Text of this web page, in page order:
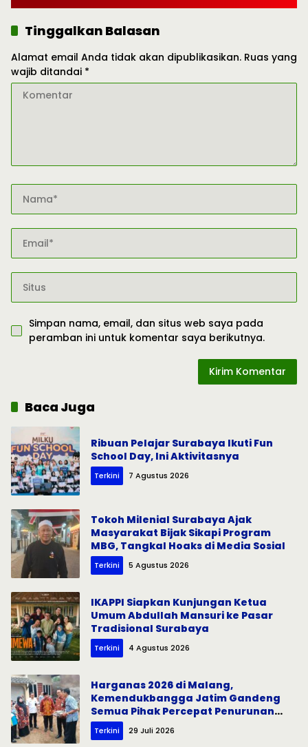
Tinggalkan Balasan
Alamat email Anda tidak akan dipublikasikan. Ruas yang
wajib ditandai *
Simpan nama, email, dan situs web saya pada
peramban ini untuk komentar saya berikutnya.
Baca Juga
Ribuan Pelajar Surabaya Ikuti Fun
School Day, Ini Aktivitasnya
Terkini 7 Agustus 2026
Tokoh Milenial Surabaya Ajak
Masyarakat Bijak Sikapi Program
MBG, Tangkal Hoaks di Media Sosial
Terkini 5 Agustus 2026
IKAPPI Siapkan Kunjungan Ketua
Umum Abdullah Mansuri ke Pasar
Tradisional Surabaya
Terkini 4 Agustus 2026
Harganas 2026 di Malang,
Kemendukbangga Jatim Gandeng
Semua Pihak Percepat Penurunan
Stunting
Terkini 29 Juli 2026